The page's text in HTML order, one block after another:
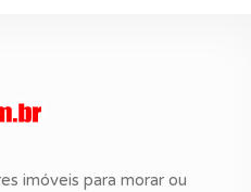
imóveis para morar ou